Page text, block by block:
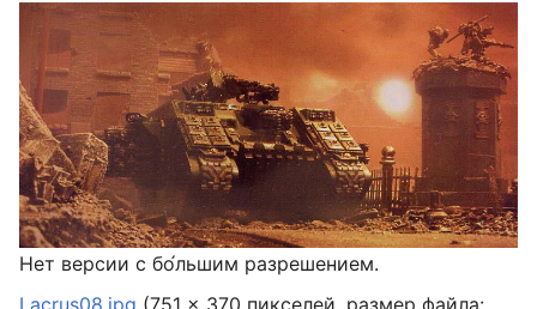
Нет версии с бо́льшим разрешением.
Lacrus08.jpg (751 × 370 пикселей, размер файла: